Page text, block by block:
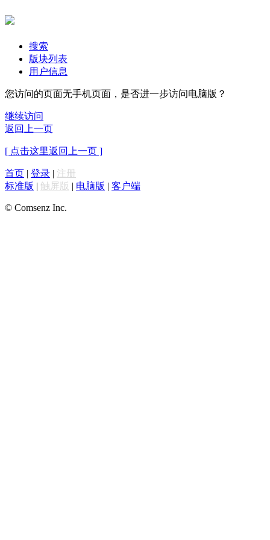
搜索
版块列表
用户信息
您访问的页面无手机页面，是否进一步访问电脑版？
继续访问
返回上一页
[ 点击这里返回上一页 ]
首页 | 登录 | 注册
标准版 | 触屏版 | 电脑版 | 客户端
© Comsenz Inc.